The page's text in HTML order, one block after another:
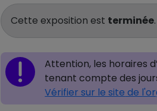
Cette exposition est terminée.
Attention, les horaires
tenant compte des
Vérifier sur le site de